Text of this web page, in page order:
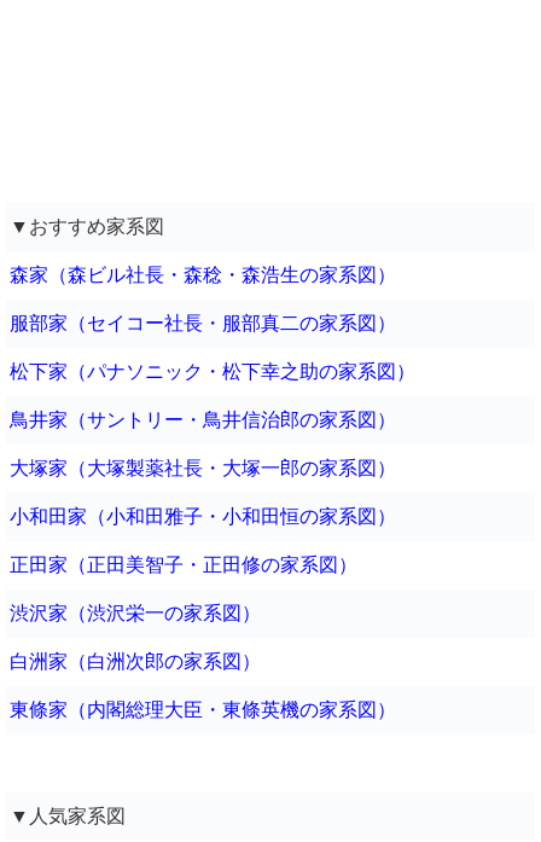
▼おすすめ家系図
森家（森ビル社長・森稔・森浩生の家系図）
服部家（セイコー社長・服部真二の家系図）
松下家（パナソニック・松下幸之助の家系図）
鳥井家（サントリー・鳥井信治郎の家系図）
大塚家（大塚製薬社長・大塚一郎の家系図）
小和田家（小和田雅子・小和田恒の家系図）
正田家（正田美智子・正田修の家系図）
渋沢家（渋沢栄一の家系図）
白洲家（白洲次郎の家系図）
東條家（内閣総理大臣・東條英機の家系図）
▼人気家系図